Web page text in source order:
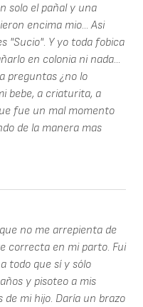
solo el pañal y una
encima mio... Asi
"Sucio". Y yo toda fobica
en colonia ni nada...
preguntas ¿no lo
bebe, a criaturita, a
fue un mal momento
de la manera mas
que no me arrepienta de
correcta en mi parto. Fui
todo que sí y sólo
y pisoteo a mis
de mi hijo. Daría un brazo